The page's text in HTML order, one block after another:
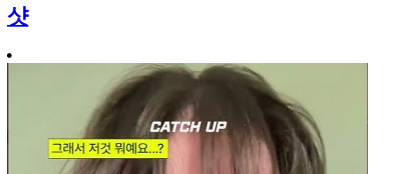
샷